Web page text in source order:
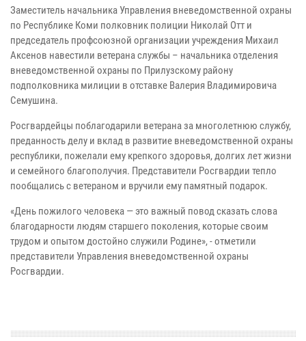
Заместитель начальника Управления вневедомственной охраны
по Республике Коми полковник полиции Николай Отт и
председатель профсоюзной организации учреждения Михаил
Аксенов навестили ветерана службы – начальника отделения
вневедомственной охраны по Прилузскому району
подполковника милиции в отставке Валерия Владимировича
Семушина.
Росгвардейцы поблагодарили ветерана за многолетнюю службу,
преданность делу и вклад в развитие вневедомственной охраны
республики, пожелали ему крепкого здоровья, долгих лет жизни
и семейного благополучия. Представители Росгвардии тепло
пообщались с ветераном и вручили ему памятный подарок.
«День пожилого человека — это важный повод сказать слова
благодарности людям старшего поколения, которые своим
трудом и опытом достойно служили Родине», - отметили
представители Управления вневедомственной охраны
Росгвардии.